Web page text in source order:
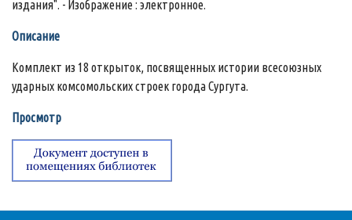
издания". - Изображение : электронное.
Описание
Комплект из 18 открыток, посвященных истории всесоюзных
ударных комсомольских строек города Сургута.
Просмотр